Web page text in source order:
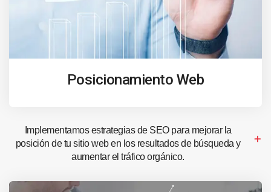
Posicionamiento Web
Implementamos estrategias de SEO para mejorar la
posición de tu sitio web en los resultados de búsqueda y
aumentar el tráfico orgánico.